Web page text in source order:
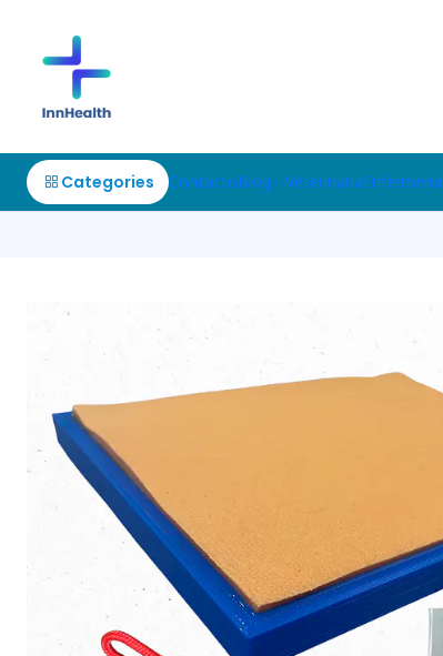
Categories ContactoBlog VeterinariaEnfermeria